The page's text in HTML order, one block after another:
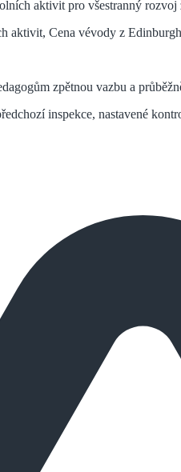
aktivit pro všestranný rozvoj
aktivit, Cena vévody z
zpětnou vazbu a
inspekce, nastavené